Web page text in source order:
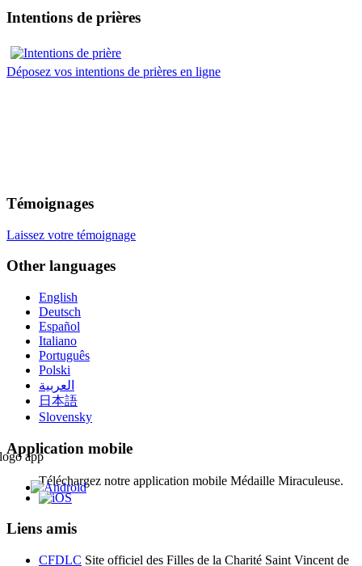
Intentions de prières
Déposez vos intentions de prières en ligne
Témoignages
Laissez votre témoignage
Other languages
English
Deutsch
Español
Italiano
Português
Polski
العربية
日本語
Slovensky
Application mobile
Téléchargez notre application mobile Médaille Miraculeuse.
Liens amis
CFDLC Site officiel des Filles de la Charité Saint Vincent de